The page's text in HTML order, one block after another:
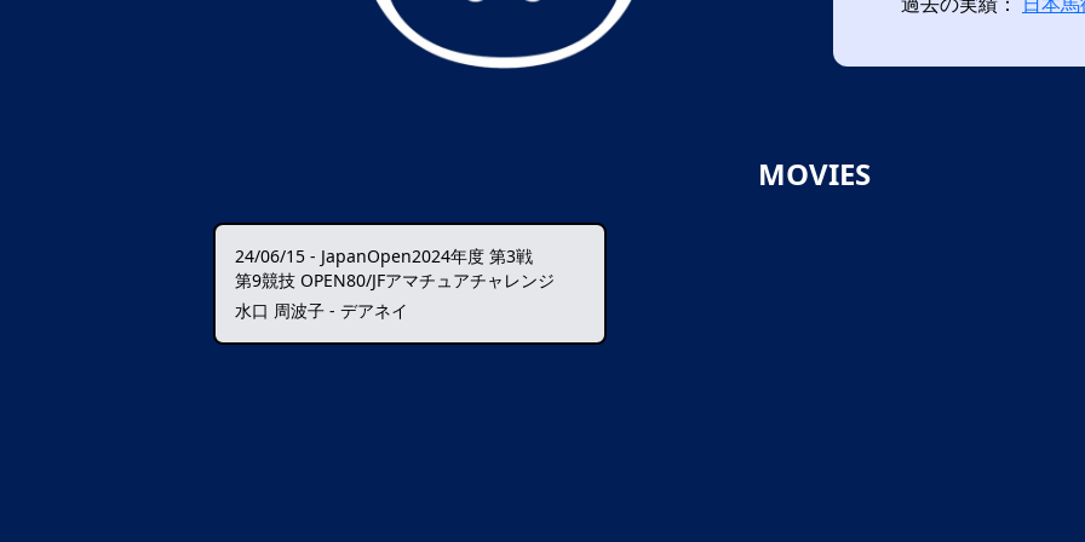
MOVIES
24/06/15 - JapanOpen2024年度 第3戦
第9競技 OPEN80/JFアマチュアチャレンジ
水口 周波子 - デアネイ